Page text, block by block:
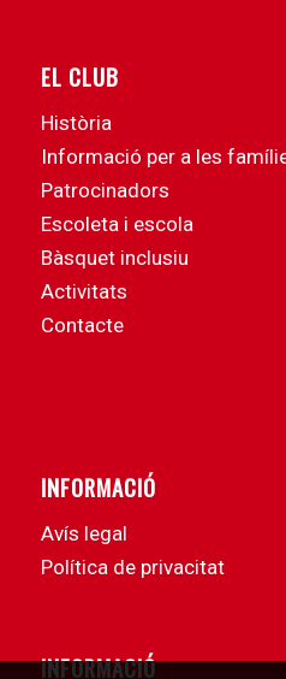
EL CLUB
Història
Informació per a les
Patrocinadors
Escoleta i escola
Bàsquet inclusiu
Activitats
Contacte
INFORMACIÓ
Avís legal
Política de privacitat
INFORMACIÓ